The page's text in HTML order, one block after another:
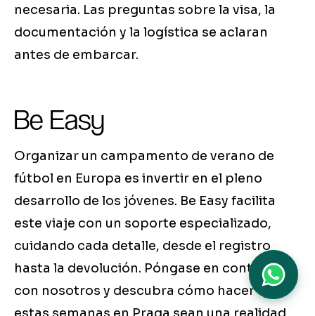
necesaria. Las preguntas sobre la visa, la
documentación y la logística se aclaran
antes de embarcar.
Be Easy
Organizar un campamento de verano de
fútbol en Europa es invertir en el pleno
desarrollo de los jóvenes. Be Easy facilita
este viaje con un soporte especializado,
cuidando cada detalle, desde el registro
hasta la devolución. Póngase en contacto
con nosotros y descubra cómo hacer que